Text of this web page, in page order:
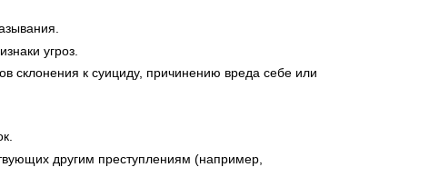
угроз.
склонения к суициду, причинению вреда себе или
другим преступлениям (например,